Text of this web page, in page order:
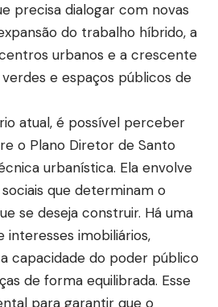
precisa dialogar com novas
do trabalho híbrido, a
urbanos e a crescente
e espaços públicos de
atual, é possível perceber
o Plano Diretor de Santo
urbanística. Ela envolve
que determinam o
se deseja construir. Há uma
imobiliários,
capacidade do poder público
de forma equilibrada. Esse
para garantir que o